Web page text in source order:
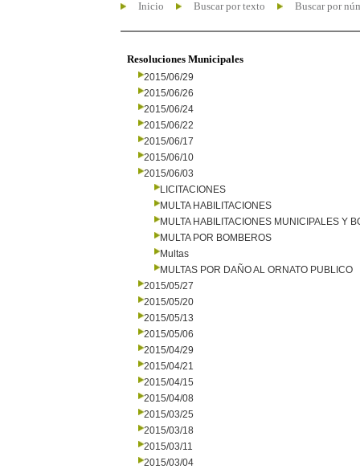
Inicio Buscar por texto Buscar por
Resoluciones Municipales
2015/06/29
2015/06/26
2015/06/24
2015/06/22
2015/06/17
2015/06/10
2015/06/03
LICITACIONES
MULTA HABILITACIONES
MULTA HABILITACIONES MUNICIPALES Y
MULTA POR BOMBEROS
Multas
MULTAS POR DAÑO AL ORNATO PUBLICO
2015/05/27
2015/05/20
2015/05/13
2015/05/06
2015/04/29
2015/04/21
2015/04/15
2015/04/08
2015/03/25
2015/03/18
2015/03/11
2015/03/04